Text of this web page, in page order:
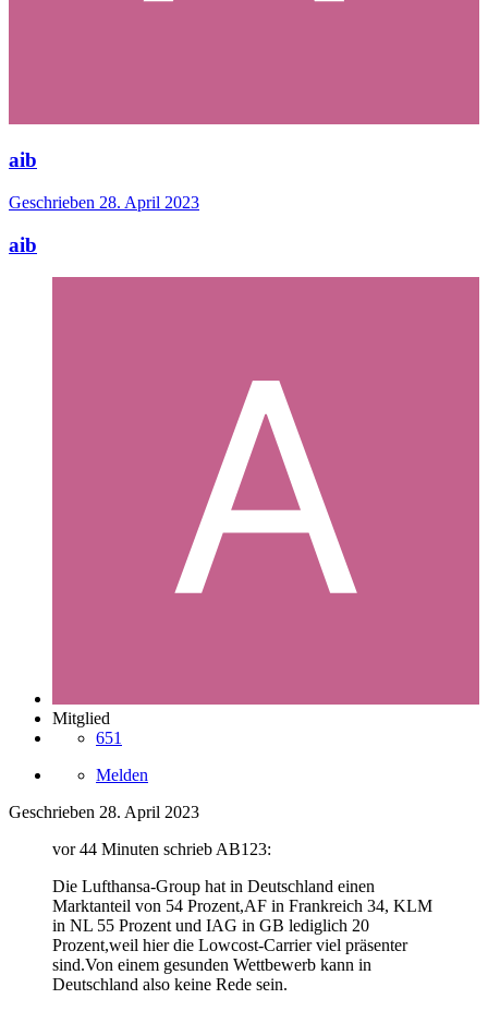
aib
Geschrieben 28. April 2023
aib
Mitglied
651
Melden
Geschrieben 28. April 2023
vor 44 Minuten schrieb AB123:
Die Lufthansa-Group hat in Deutschland einen
Marktanteil von 54 Prozent,AF in Frankreich 34, KLM
in NL 55 Prozent und IAG in GB lediglich 20
Prozent,weil hier die Lowcost-Carrier viel präsenter
sind.Von einem gesunden Wettbewerb kann in
Deutschland also keine Rede sein.